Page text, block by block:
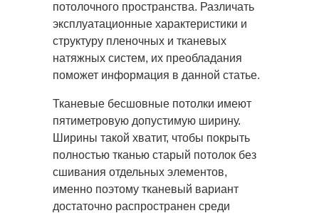
потолочного пространства. Различать
эксплуатационные характеристики и
структуру пленочных и тканевых
натяжных систем, их преобладания
поможет информация в данной статье.
Тканевые бесшовные потолки имеют
пятиметровую допустимую ширину.
Ширины такой хватит, чтобы покрыть
полностью тканью старый потолок без
сшивания отдельных элементов,
именно поэтому тканевый вариант
достаточно распространен среди